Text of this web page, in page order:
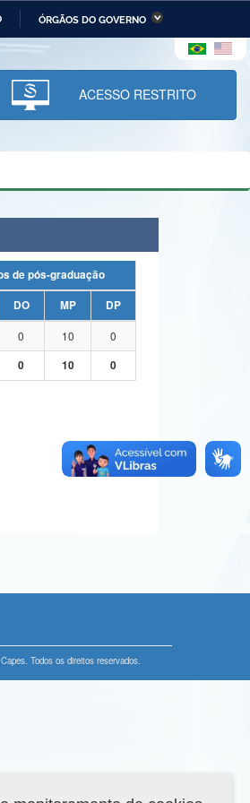
ÓRGÃOS DO GOVERNO
Ministério da Infraestrutura
Ministério da Ciência,
Tecnologia, Inovações e
Comunicações
ACESSO RESTRITO
de pós-graduação
DO MP
DP
0 10
0
0 10 0
Todos os direitos reservados.